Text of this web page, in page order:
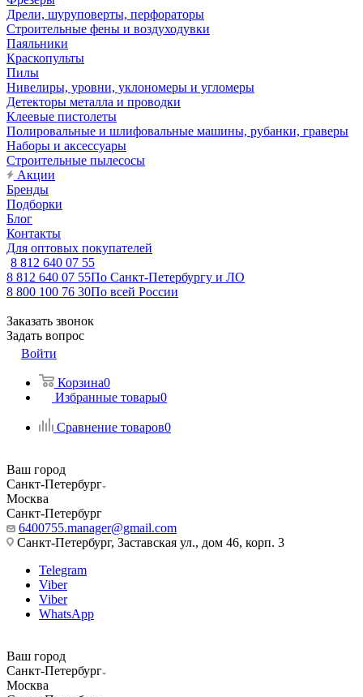
Дрели, шуруповерты, перфораторы
Строительные фены и воздуходувки
Паяльники
Краскопульты
Пилы
Нивелиры, уровни, уклономеры и угломеры
Детекторы металла и проводки
Клеевые пистолеты
Полировальные и шлифовальные машины, рубанки, граверы
Наборы и аксессуары
Строительные пылесосы
Акции
Бренды
Подборки
Блог
Контакты
Для оптовых покупателей
8 812 640 07 55
8 812 640 07 55По Санкт-Петербургу и ЛО
8 800 100 76 30По всей России
Заказать звонок
Задать вопрос
Войти
Корзина0
Избранные товары0
Сравнение товаров0
Ваш город
Санкт-Петербург
Москва
Санкт-Петербург
6400755.manager@gmail.com
Санкт-Петербург, Заставская ул., дом 46, корп. 3
Telegram
Viber
Viber
WhatsApp
Ваш город
Санкт-Петербург
Москва